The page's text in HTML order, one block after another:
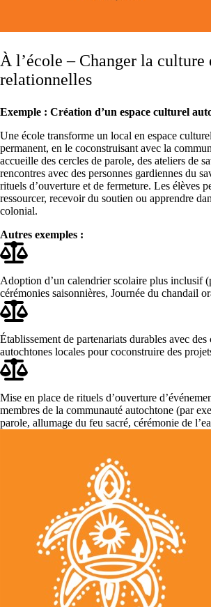
À l’école – Changer la culture
relationnelles
Exemple : Création d’un espace culturel
Une école transforme un local en espace
permanent, en le coconstruisant avec la
accueille des cercles de parole, des ateliers de
rencontres avec des personnes gardiennes du
rituels d’ouverture et de fermeture. Les élèves
ressourcer, recevoir du soutien ou apprendre
colonial.
Autres exemples :
Adoption d’un calendrier scolaire plus inclusif
cérémonies saisonnières, Journée du chandail
Établissement de partenariats durables avec des
autochtones locales pour coconstruire des
Mise en place de rituels d’ouverture
membres de la communauté autochtone (par
parole, allumage du feu sacré, cérémonie de